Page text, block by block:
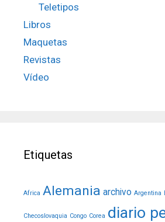
Teletipos
Libros
Maquetas
Revistas
Vídeo
Etiquetas
Africa Alemania archivo Argentina
Checoslovaquia Congo Corea diario